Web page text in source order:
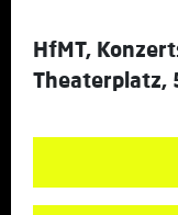
HfMT,
Theaterplatz,